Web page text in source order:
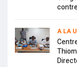
A LA